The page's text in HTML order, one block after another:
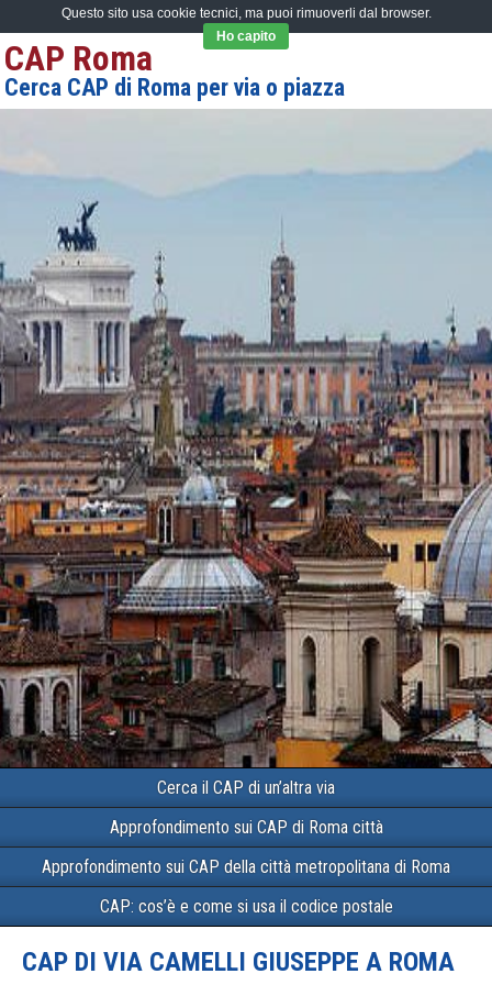
CAP Roma
Cerca CAP di Roma per via o piazza
Cerca il CAP di un’altra via
Approfondimento sui CAP di Roma città
Approfondimento sui CAP della città metropolitana di Roma
CAP: cos’è e come si usa il codice postale
CAP DI VIA CAMELLI GIUSEPPE A ROMA
Questo sito usa cookie tecnici, ma puoi rimuoverli dal browser.
Ho capito